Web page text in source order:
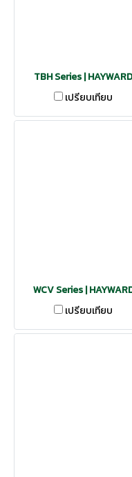
TBH Series | HAYWARD
เปรียบเทียบ
WCV Series |
เปรียบเทียบ